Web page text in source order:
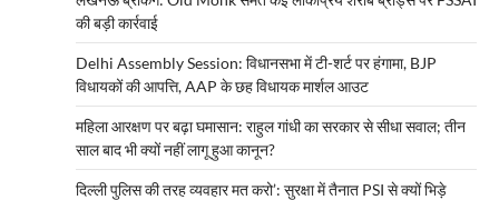
की बड़ी कार्रवाई
Delhi Assembly Session: विधानसभा में टी-शर्ट पर हंगामा, BJP
विधायकों की आपत्ति, AAP के छह विधायक मार्शल आउट
महिला आरक्षण पर बढ़ा घमासान: राहुल गांधी का सरकार से सीधा सवाल; तीन
साल बाद भी क्यों नहीं लागू हुआ कानून?
दिल्ली पुलिस की तरह व्यवहार मत करो’: सुरक्षा में तैनात PSI से क्यों भिड़े